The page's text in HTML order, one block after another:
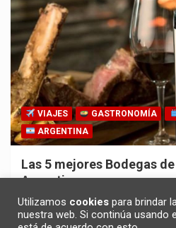
VIAJES GASTRONOMÍA
ARGENTINA
Las 5 mejores Bodegas
Argentina
30/10/2025 Redacción
Utilizamos cookies para brindar
nuestra web. Si continúa usando